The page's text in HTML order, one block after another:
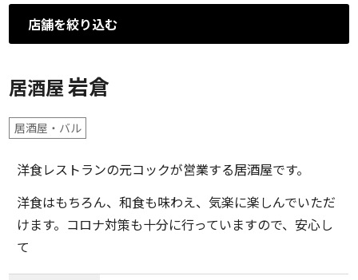
店舗を絞り込む
居酒屋岩倉
居酒屋・バル
洋食レストランの元コックが営業する居酒屋です。
洋食はもちろん、和食も味わえ、気楽に楽しんでいただ
けます。コロナ対策も十分に行っていますので、安心し
て